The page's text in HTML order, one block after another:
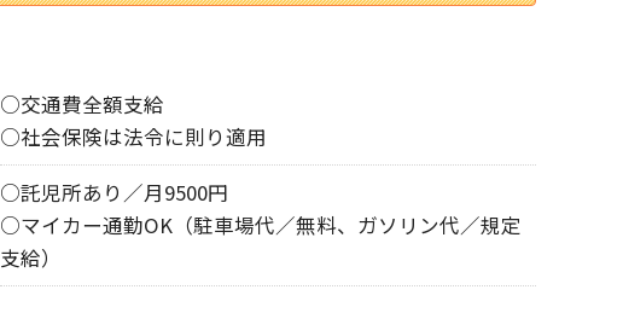
○交通費全額支給
○社会保険は法令に則り適用
○託児所あり／月9500円
○マイカー通勤OK（駐車場代／無料、ガソリン代／規定
支給）